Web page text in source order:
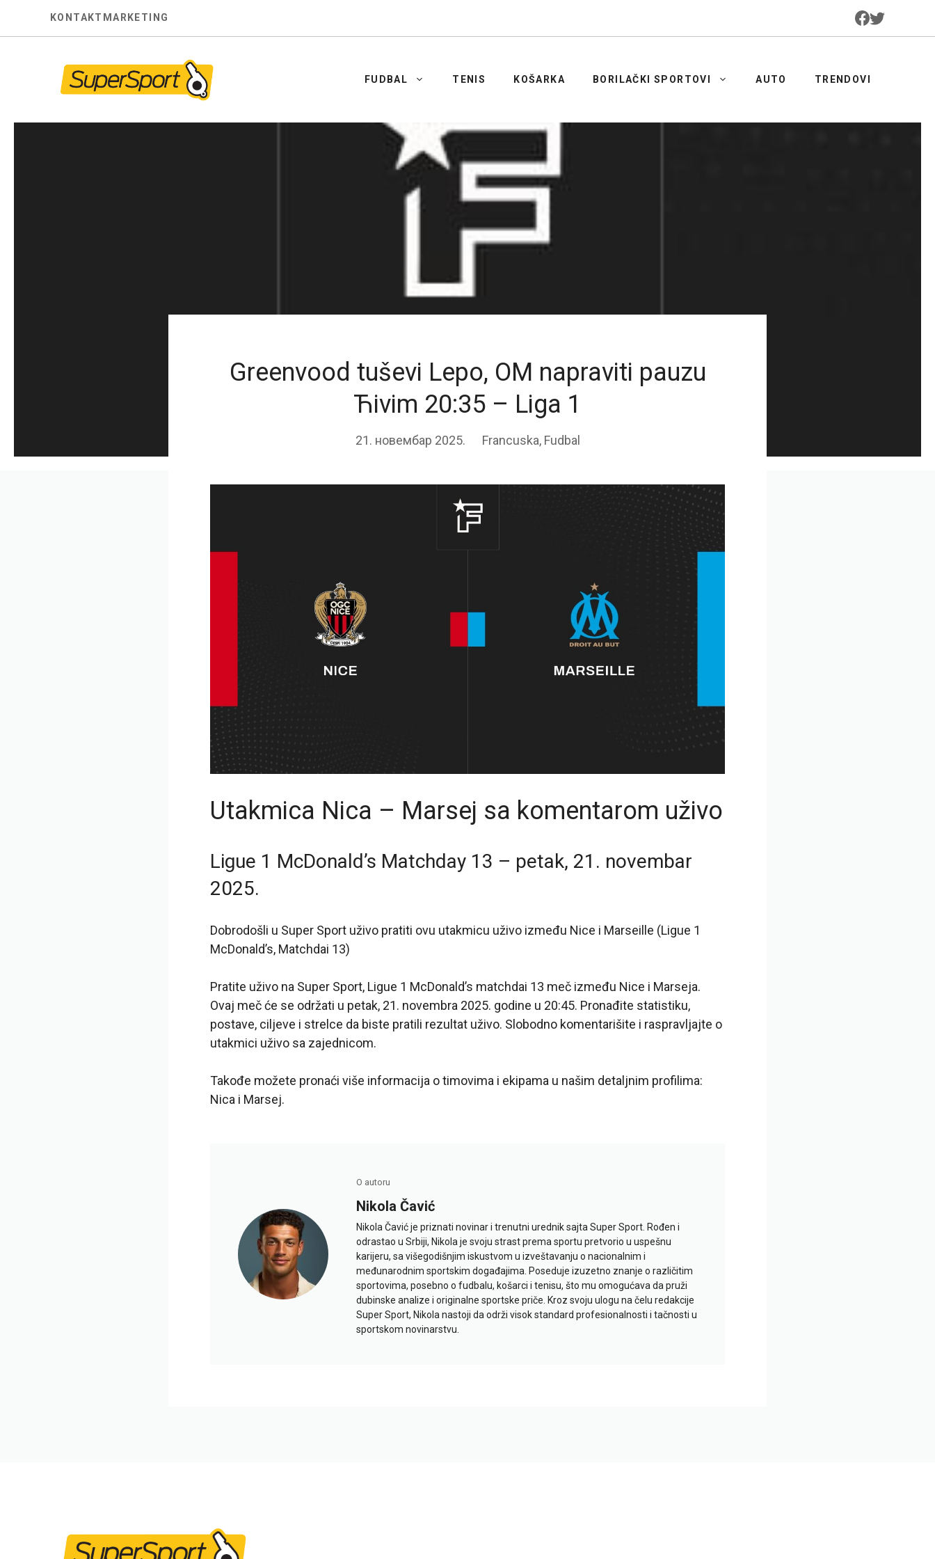
KONTAKT MARKETING
FUDBAL TENIS KOŠARKA BORILAČKI SPORTOVI AUTO TRENDOVI
Greenvood tuševi Lepo, OM napraviti pauzu
Ћivim 20:35 – Liga 1
21. новембар 2025. Francuska, Fudbal
Utakmica Nica – Marsej sa komentarom uživo
Ligue 1 McDonald’s Matchday 13 – petak, 21. novembar
2025.
Dobrodošli u Super Sport uživo pratiti ovu utakmicu uživo između Nice i Marseille (Ligue 1
McDonald’s, Matchdai 13)
Pratite uživo na Super Sport, Ligue 1 McDonald’s matchdai 13 meč između Nice i Marseja.
Ovaj meč će se održati u petak, 21. novembra 2025. godine u 20:45. Pronađite statistiku,
postave, ciljeve i strelce da biste pratili rezultat uživo. Slobodno komentarišite i raspravljajte o
utakmici uživo sa zajednicom.
Takođe možete pronaći više informacija o timovima i ekipama u našim detaljnim profilima:
Nica i Marsej.
O autoru
Nikola Čavić
Nikola Čavić je priznati novinar i trenutni urednik sajta Super Sport. Rođen i
odrastao u Srbiji, Nikola je svoju strast prema sportu pretvorio u uspešnu
karijeru, sa višegodišnjim iskustvom u izveštavanju o nacionalnim i
međunarodnim sportskim događajima. Poseduje izuzetno znanje o različitim
sportovima, posebno o fudbalu, košarci i tenisu, što mu omogućava da pruži
dubinske analize i originalne sportske priče. Kroz svoju ulogu na čelu redakcije
Super Sport, Nikola nastoji da održi visok standard profesionalnosti i tačnosti u
sportskom novinarstvu.